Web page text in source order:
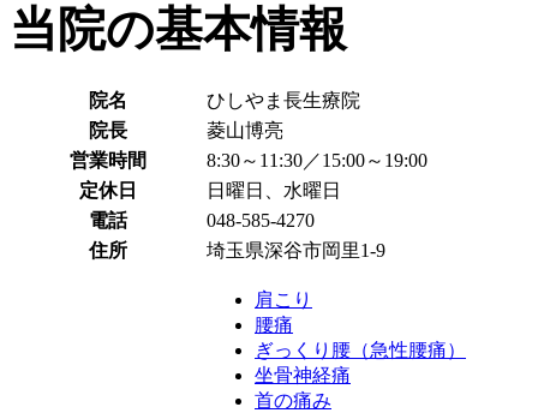
当院の基本情報
院名
ひしやま長生療院
院長
菱山博亮
営業時間
8:30～11:30／15:00～19:00
定休日
日曜日、水曜日
電話
048-585-4270
住所
埼玉県深谷市岡里1-9
肩こり
腰痛
ぎっくり腰（急性腰痛）
坐骨神経痛
首の痛み